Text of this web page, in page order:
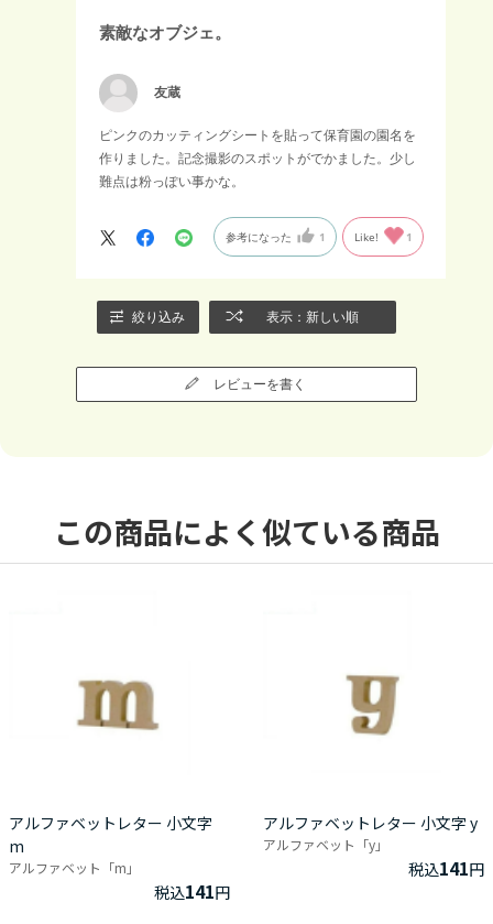
素敵なオブジェ。
友蔵
ピンクのカッティングシートを貼って保育園の園名を
作りました。記念撮影のスポットがでかました。少し
難点は粉っぽい事かな。
参考になった 1 Like! 1
絞り込み 表示：新しい順
レビューを書く
この商品によく似ている商品
アルファベットレター 小文字
m
アルファベット「m」
税込141円
アルファベットレター 小文字 y
アルファベット「y」
税込141円